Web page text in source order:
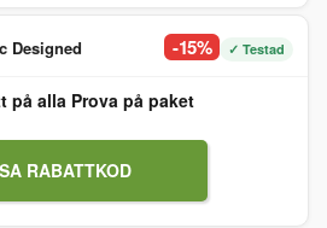
Designed -15% ✓ Testad
på alla Prova på paket
RABATTKOD